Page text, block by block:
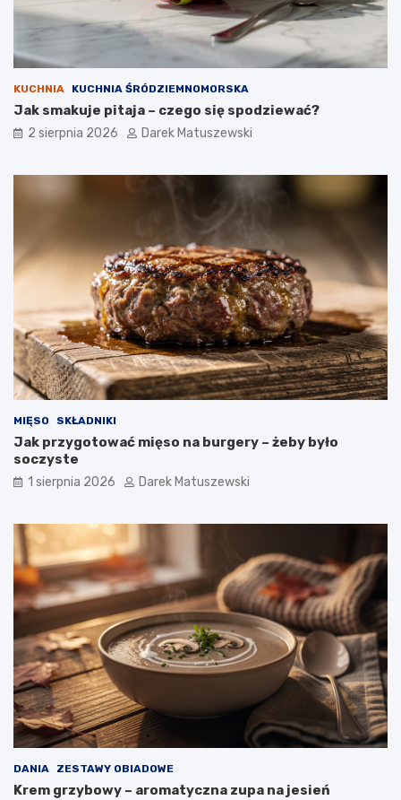
KUCHNIA KUCHNIA ŚRÓDZIEMNOMORSKA
Jak smakuje pitaja – czego się spodziewać?
2 sierpnia 2026 Darek Matuszewski
MIĘSO SKŁADNIKI
Jak przygotować mięso na burgery – żeby było
soczyste
1 sierpnia 2026 Darek Matuszewski
DANIA ZESTAWY OBIADOWE
Krem grzybowy – aromatyczna zupa na jesień